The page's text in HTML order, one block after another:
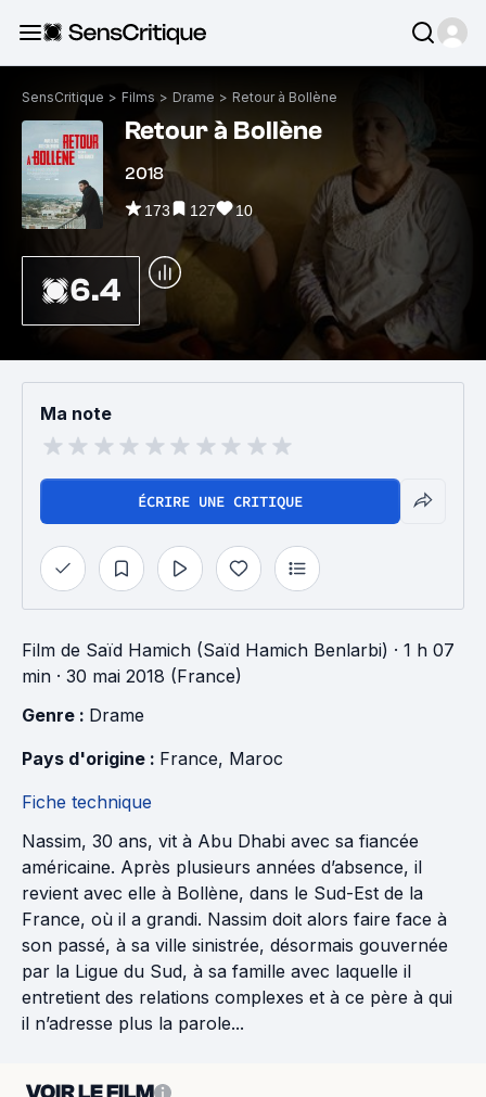
SensCritique > Films > Drame > Retour à Bollène
Retour à Bollène
2018
173 127 10
6.4
Ma note
ÉCRIRE UNE CRITIQUE
Film de Saïd Hamich (Saïd Hamich Benlarbi) · 1 h 07
min · 30 mai 2018 (France)
Genre : Drame
Pays d'origine : France, Maroc
Fiche technique
Nassim, 30 ans, vit à Abu Dhabi avec sa fiancée
américaine. Après plusieurs années d’absence, il
revient avec elle à Bollène, dans le Sud-Est de la
France, où il a grandi. Nassim doit alors faire face à
son passé, à sa ville sinistrée, désormais gouvernée
par la Ligue du Sud, à sa famille avec laquelle il
entretient des relations complexes et à ce père à qui
il n’adresse plus la parole...